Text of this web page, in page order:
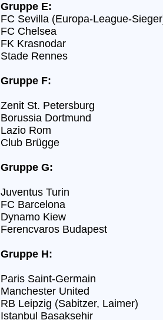
Gruppe E:
FC Sevilla (Europa-League-
FC Chelsea
FK Krasnodar
Stade Rennes
Gruppe F:
Zenit St. Petersburg
Borussia Dortmund
Lazio Rom
Club Brügge
Gruppe G:
Juventus Turin
FC Barcelona
Dynamo Kiew
Ferencvaros Budapest
Gruppe H:
Paris Saint-Germain
Manchester United
RB Leipzig (Sabitzer, Laimer)
Istanbul Basaksehir